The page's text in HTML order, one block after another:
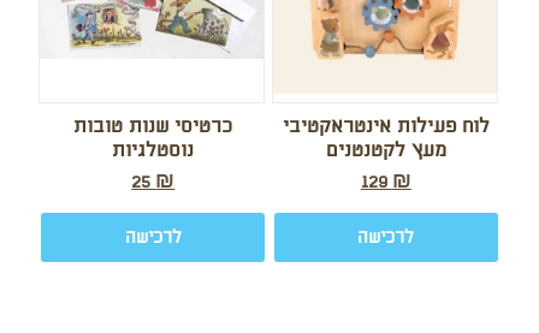
כרטיסי שנות טובות
נוסטלגיות
25 ₪
לרכישה
לוח פעילות אינטראקטיבי
מעץ לקטנטנים
129 ₪
לרכישה